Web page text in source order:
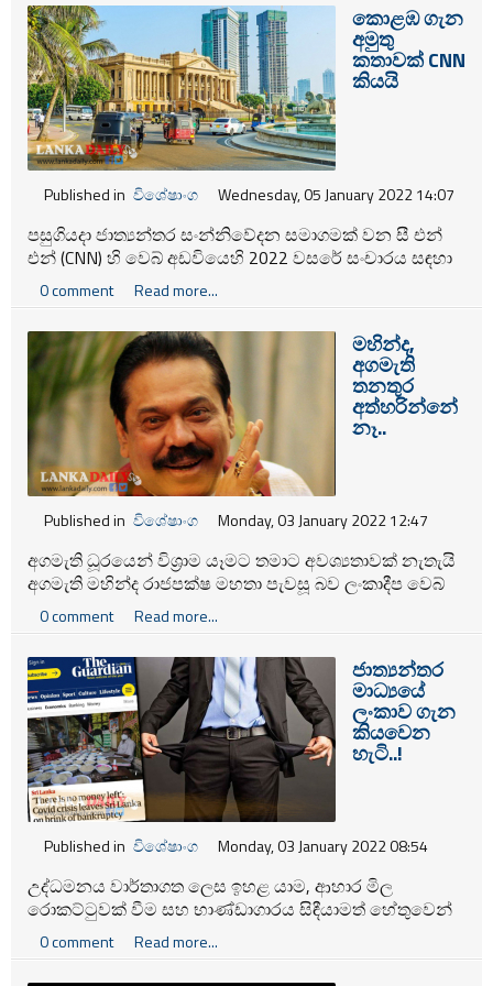
කොළඹ ගැන
අමුතු
කතාවක් CNN
කියයි
Published in විශේෂාංග Wednesday, 05 January 2022 14:07
පසුගියදා ජාත්‍යන්තර සංන්නිවේදන සමාගමක් වන සී එන්
එන් (CNN) හි වෙබ් අඩවියෙහි 2022 වසරේ සංචාරය සඳහා
හොඳම ස්ථාන කිහිපයක් නම් කර තිබිණි. එහිදී ශ්‍රි ලංකාවේ
කොළඹ නගරය ගැන අවධාරාත්මක සටහනක් එක් කරමින්
සංචාරය සඳහා ‍තෝරා ගත හැකි හොඳම නගරයක් ලෙස නම්
කර තිබිණි.
0 comment Read more...
මහින්ද,
අගමැති
තනතුර
අත්හරින්නේ
නෑ..
Published in විශේෂාංග Monday, 03 January 2022 12:47
අගමැති ධූරයෙන් විශ්‍රාම යෑමට තමාට අවශ්‍යතාවක් නැතැයි
අගමැති මහින්ද රාජපක්ෂ මහතා පැවසූ බව ලංකාදීප වෙබ්
අඩවිය වාර්ථා කර ඇත.
0 comment Read more...
ජාත්‍යන්තර
මාධ්‍යයේ
ලංකාව ගැන
කියවෙන
හැටි..!
Published in විශේෂාංග Monday, 03 January 2022 08:54
උද්ධමනය වාර්තාගත ලෙස ඉහළ යාම, ආහාර මිල
රොකට්ටුවක් වීම සහ භාණ්ඩාගාරය සිඳීයාමත් හේතුවෙන්
රට 2022 දී බංකොලොත් විය හැකි බවට ඇති බියත් සමග ශ්‍රී
ලංකාව ගැඹුරු මූල්‍ය හා මානුෂීය අර්බුදයකට මුහුණ දෙමින්
සිටී.
0 comment Read more...